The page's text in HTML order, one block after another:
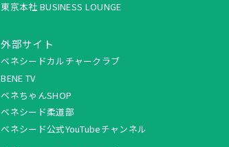
東京本社 BUSINESS LOUNGE
外部サイト
ベネシードカルチャークラブ
BENE TV
ベネちゃんSHOP
ベネシード柔道部
ベネシード公式YouTubeチャンネル